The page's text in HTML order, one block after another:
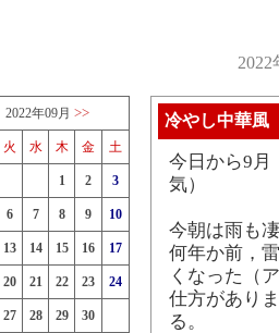
2022年09月 >>
火 水 木 金 土
1 2 3
6 7 8 9 10
13 14 15 16 17
20 21 22 23 24
27 28 29 30
冷やし中華風
今日から9月
気）
今朝は雨も
何年か前，
くなった（
仕方があり
る。